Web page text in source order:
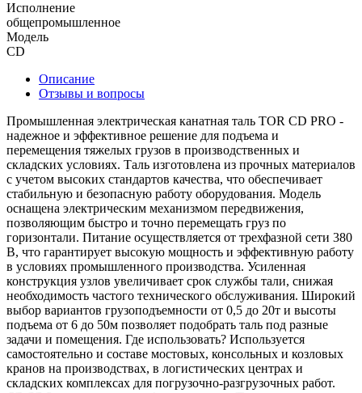
Исполнение
общепромышленное
Модель
CD
Описание
Отзывы и вопросы
Промышленная электрическая канатная таль TOR CD PRO -
надежное и эффективное решение для подъема и
перемещения тяжелых грузов в производственных и
складских условиях. Таль изготовлена из прочных материалов
с учетом высоких стандартов качества, что обеспечивает
стабильную и безопасную работу оборудования. Модель
оснащена электрическим механизмом передвижения,
позволяющим быстро и точно перемещать груз по
горизонтали. Питание осуществляется от трехфазной сети 380
В, что гарантирует высокую мощность и эффективную работу
в условиях промышленного производства. Усиленная
конструкция узлов увеличивает срок службы тали, снижая
необходимость частого технического обслуживания. Широкий
выбор вариантов грузоподъемности от 0,5 до 20т и высоты
подъема от 6 до 50м позволяет подобрать таль под разные
задачи и помещения. Где использовать? Используется
самостоятельно и составе мостовых, консольных и козловых
кранов на производствах, в логистических центрах и
складских комплексах для погрузочно-разгрузочных работ.